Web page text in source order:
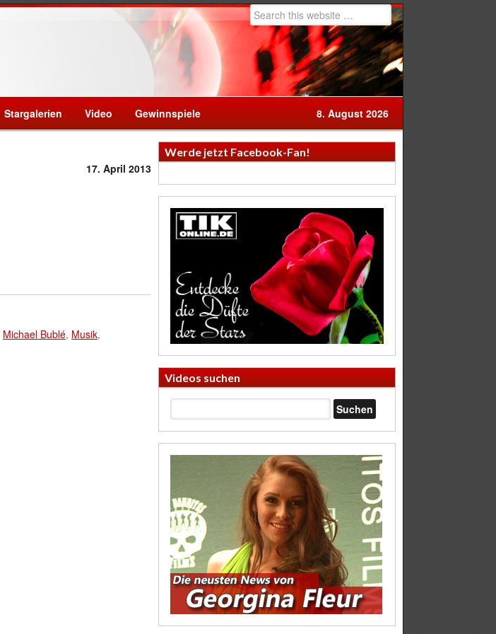
Stargalerien Video Gewinnspiele 8. August 2026
17. April 2013
Michael Bublé, Musik,
Werde jetzt Facebook-Fan!
Videos suchen